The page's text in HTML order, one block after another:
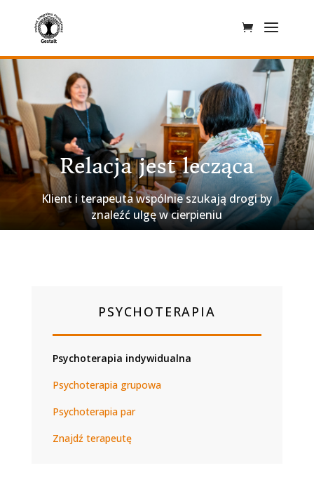
PSYCHOTERAPIA
INDYWIDUALNA
Relacja jest lecząca
Klient i terapeuta wspólnie szukają drogi by
znaleźć ulgę w cierpieniu
PSYCHOTERAPIA
Psychoterapia indywidualna
Psychoterapia grupowa
Psychoterapia par
Znajdź terapeutę